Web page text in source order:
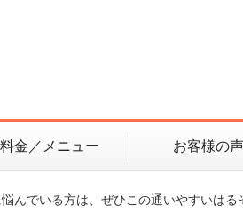
料金／メニュー お客様の声
んでいる方は、ぜひこの通いやすいはる